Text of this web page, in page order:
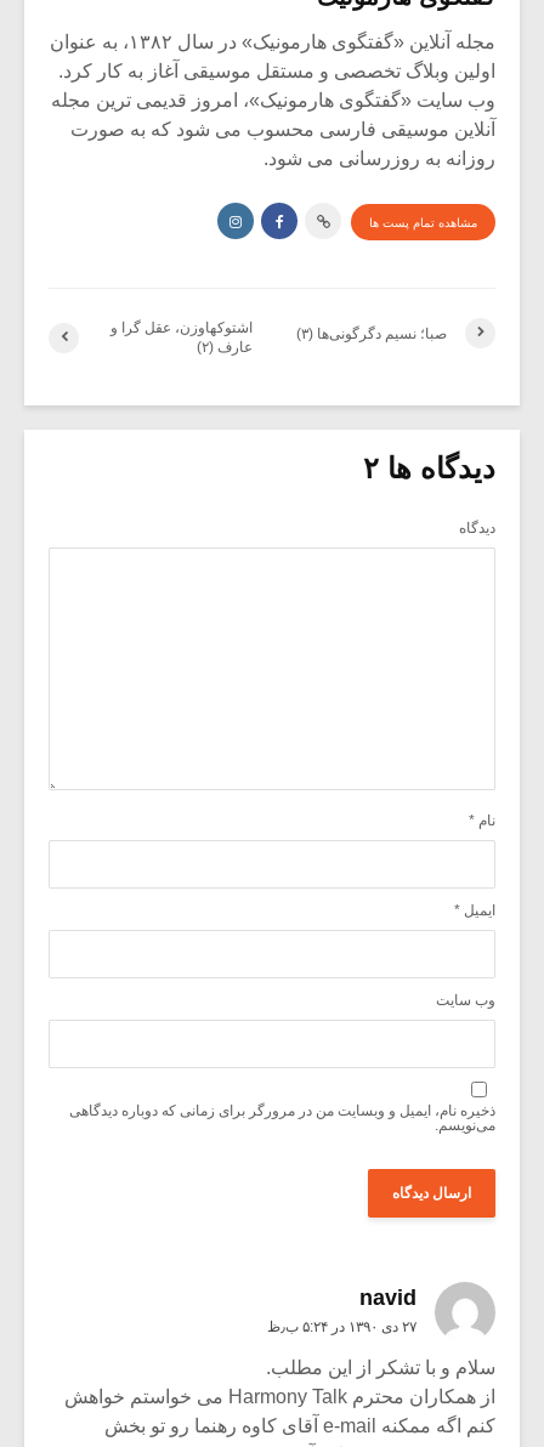
مجله آنلاین «گفتگوی هارمونیک» در سال ۱۳۸۲، به عنوان
اولین وبلاگ تخصصی و مستقل موسیقی آغاز به کار کرد.
وب سایت «گفتگوی هارمونیک»، امروز قدیمی ترین مجله
آنلاین موسیقی فارسی محسوب می شود که به صورت
روزانه به روزرسانی می شود.
مشاهده تمام پست ها
اشتوکهاوزن، عقل گرا و
عارف (۲)
صبا؛ نسیم دگرگونی‌ها (۳)
دیدگاه ها ۲
دیدگاه
نام *
ایمیل *
وب‌ سایت
ذخیره نام، ایمیل و وبسایت من در مرورگر برای زمانی که دوباره دیدگاهی
می‌نویسم.
navid
۲۷ دی ۱۳۹۰ در ۵:۲۴ ب٫ظ
سلام و با تشکر از این مطلب.
از همکاران محترم Harmony Talk می خواستم خواهش
کنم اگه ممکنه e-mail آقای کاوه رهنما رو تو بخش